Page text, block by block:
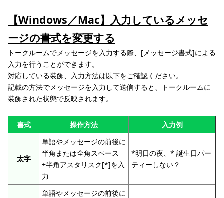
【Windows／Mac】入力しているメッセ
ージの書式を変更する
トークルームでメッセージを入力する際、[メッセージ書式]による
入力を行うことができます。
対応している装飾、入力方法は以下をご確認ください。
記載の方法でメッセージを入力して送信すると、トークルームに
装飾された状態で反映されます。
書式 操作方法 入力例
太字
単語やメッセージの前後に
半角または全角スペース
+半角アスタリスク[*]を入
力
*明日の夜、* 誕生日パー
ティーしない？
単語やメッセージの前後に